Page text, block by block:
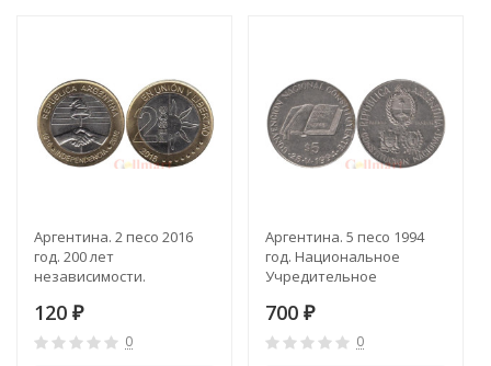
Аргентина. 2 песо 2016
год. 200 лет
независимости.
120 ₽
0
Аргентина. 5 песо 1994
год. Национальное
Учредительное
700 ₽
0